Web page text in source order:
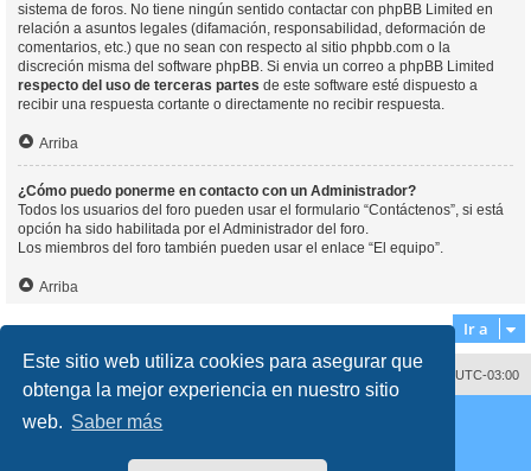
Este sitio web utiliza cookies para asegurar que
obtenga la mejor experiencia en nuestro sitio
web. Saber más
sistema de foros. No tiene ningún sentido contactar con phpBB Limited en
relación a asuntos legales (difamación, responsabilidad, deformación de
comentarios, etc.) que no sean con respecto al sitio phpbb.com o la
discreción misma del software phpBB. Si envia un correo a phpBB Limited
respecto del uso de terceras partes de este software esté dispuesto a
recibir una respuesta cortante o directamente no recibir respuesta.
Arriba
¿Cómo puedo ponerme en contacto con un Administrador?
Todos los usuarios del foro pueden usar el formulario “Contáctenos”, si está
opción ha sido habilitada por el Administrador del foro.
Los miembros del foro también pueden usar el enlace “El equipo”.
Arriba
Ir a
Todos los horarios son UTC-03:00
Borrar cookies
Desarrollado por
® Forum Software © phpBB Limited
Traducción al español porphpBB España
Condiciones